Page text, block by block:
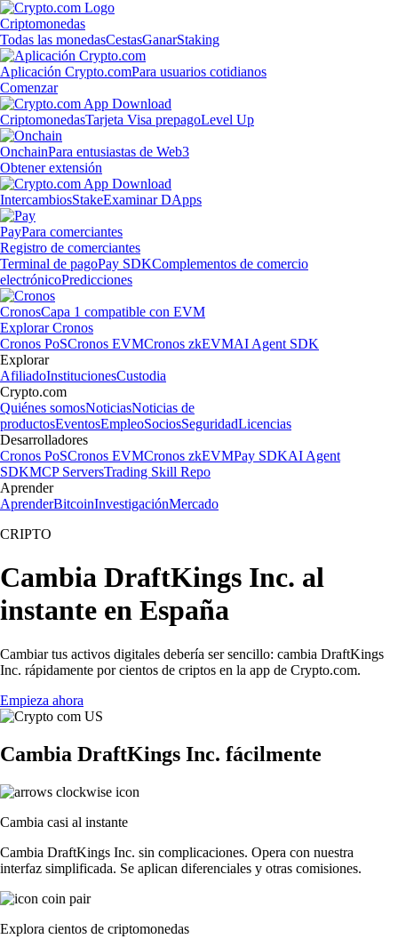
Criptomonedas
Todas las monedasCestasGanarStaking
Aplicación Crypto.comPara usuarios cotidianos
Comenzar
CriptomonedasTarjeta Visa prepagoLevel Up
OnchainPara entusiastas de Web3
Obtener extensión
IntercambiosStakeExaminar DApps
PayPara comerciantes
Registro de comerciantes
Terminal de pagoPay SDKComplementos de comercio
electrónicoPredicciones
CronosCapa 1 compatible con EVM
Explorar Cronos
Cronos PoSCronos EVMCronos zkEVMAI Agent SDK
Explorar
AfiliadoInstitucionesCustodia
Crypto.com
Quiénes somosNoticiasNoticias de
productosEventosEmpleoSociosSeguridadLicencias
Desarrolladores
Cronos PoSCronos EVMCronos zkEVMPay SDKAI Agent
SDKMCP ServersTrading Skill Repo
Aprender
AprenderBitcoinInvestigaciónMercado
CRIPTO
Cambia DraftKings Inc. al
instante en España
Cambiar tus activos digitales debería ser sencillo: cambia DraftKings
Inc. rápidamente por cientos de criptos en la app de Crypto.com.
Empieza ahora
Cambia DraftKings Inc. fácilmente
Cambia casi al instante
Cambia DraftKings Inc. sin complicaciones. Opera con nuestra
interfaz simplificada. Se aplican diferenciales y otras comisiones.
Explora cientos de criptomonedas